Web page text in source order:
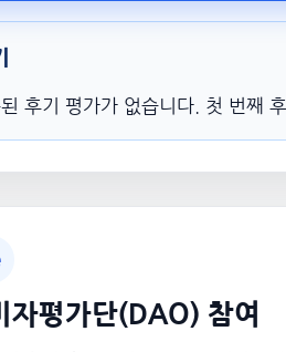
후기 평가가 없습니다. 첫 번째
자평가단(DAO) 참여